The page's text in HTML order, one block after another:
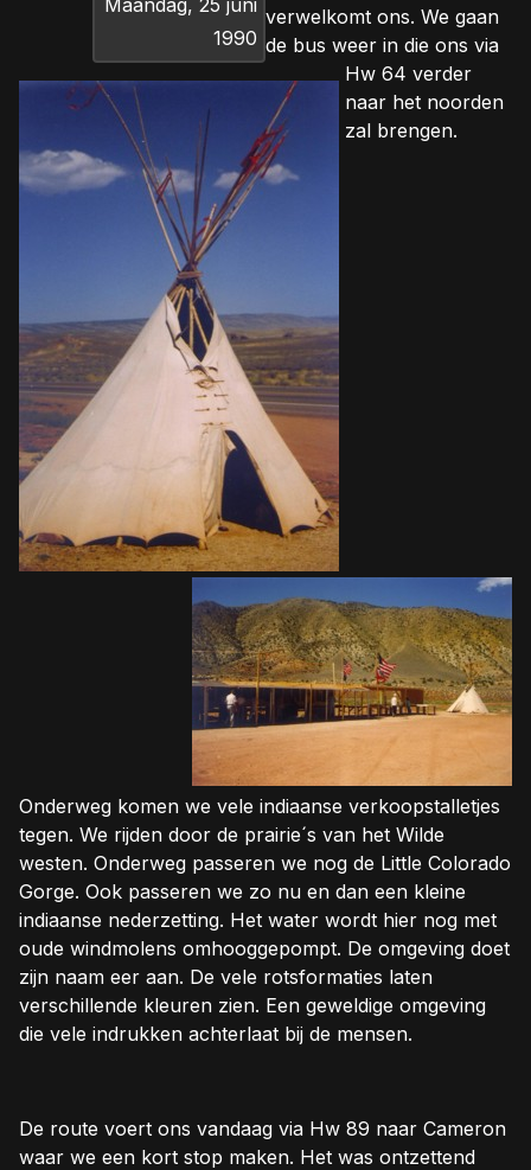
Maandag, 25 juni
1990
verwelkomt ons. We gaan
de bus weer in die ons via
Hw 64 verder
naar het noorden
zal brengen.
Onderweg komen we vele indiaanse verkoopstalletjes
tegen. We rijden door de prairie´s van het Wilde
westen. Onderweg passeren we nog de Little Colorado
Gorge. Ook passeren we zo nu en dan een kleine
indiaanse nederzetting. Het water wordt hier nog met
oude windmolens omhooggepompt. De omgeving doet
zijn naam eer aan. De vele rotsformaties laten
verschillende kleuren zien. Een geweldige omgeving
die vele indrukken achterlaat bij de mensen.
De route voert ons vandaag via Hw 89 naar Cameron
waar we een kort stop maken. Het was ontzettend